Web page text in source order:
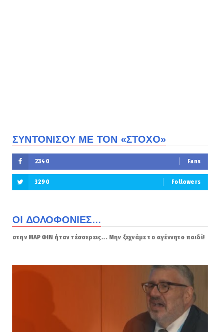
ΣΥΝΤΟΝΙΣΟΥ ΜΕ ΤΟΝ «ΣΤΟΧΟ»
2340 Fans
3290 Followers
ΟΙ ΔΟΛΟΦΟΝΙΕΣ...
στην ΜΑΡΦΙΝ ήταν τέσσερεις... Μην ξεχνάμε το αγέννητο παιδί!